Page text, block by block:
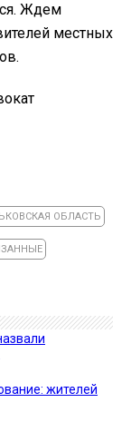
Ждем
местных
ОБЛАСТЬ
жителей